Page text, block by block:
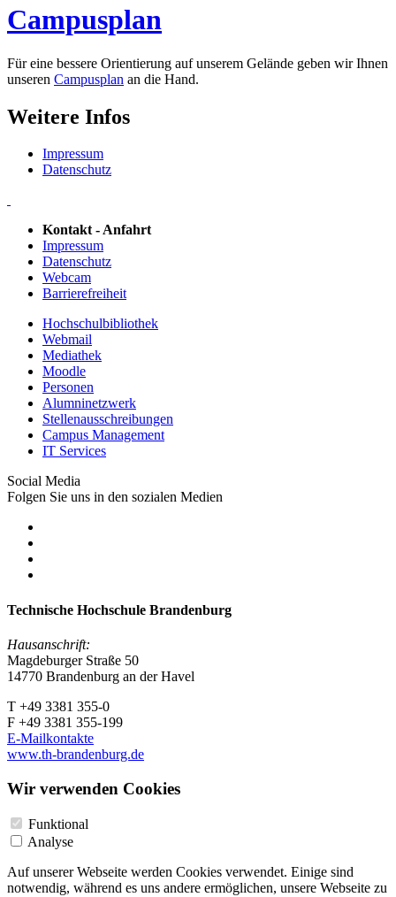
Campusplan
Für eine bessere Orientierung auf unserem Gelände geben wir Ihnen
unseren Campusplan an die Hand.
Weitere Infos
Impressum
Datenschutz
Kontakt - Anfahrt
Impressum
Datenschutz
Webcam
Barrierefreiheit
Hochschulbibliothek
Webmail
Mediathek
Moodle
Personen
Alumninetzwerk
Stellenausschreibungen
Campus Management
IT Services
Social Media
Folgen Sie uns in den sozialen Medien
Technische Hochschule Brandenburg
Hausanschrift:
Magdeburger Straße 50
14770 Brandenburg an der Havel
T +49 3381 355-0
F +49 3381 355-199
E-Mailkontakte
www.th-brandenburg.de
Wir verwenden Cookies
Funktional
Analyse
Auf unserer Webseite werden Cookies verwendet. Einige sind
notwendig, während es uns andere ermöglichen, unsere Webseite zu